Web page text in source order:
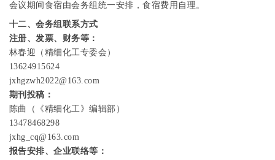
会议期间食宿由会务组统一安排，食宿费用自理。
十二、会务组联系方式
注册、发票、财务等：
林春迎（精细化工专委会）
13624915624
jxhgzwh2022@163.com
期刊投稿：
陈曲（《精细化工》编辑部）
13478468298
jxhg_cq@163.com
报告安排、企业联络等：